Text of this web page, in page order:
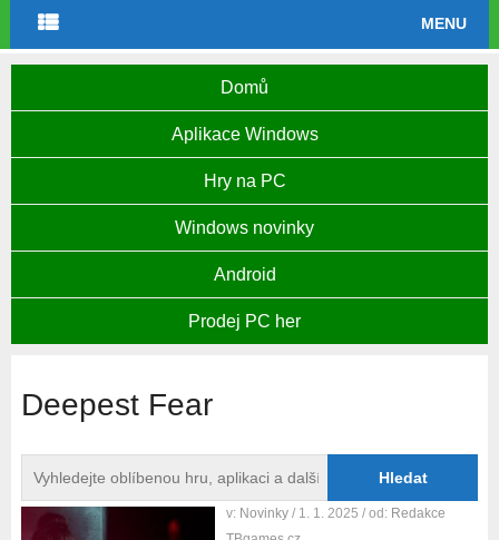
MENU
Domů
Aplikace Windows
Hry na PC
Windows novinky
Android
Prodej PC her
Deepest Fear
v: Novinky / 1. 1. 2025 / od: Redakce